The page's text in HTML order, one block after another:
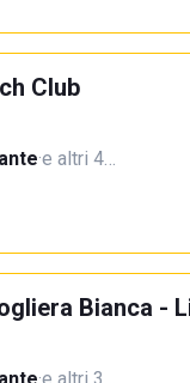
Club
·e altri 4…
Bianca -